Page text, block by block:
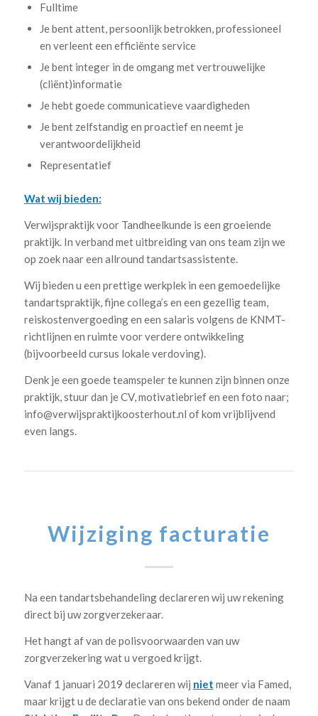
Fulltime
Je bent attent, persoonlijk betrokken, professioneel
en verleent een efficiënte service
Je bent integer in de omgang met vertrouwelijke
(cliënt)informatie
Je hebt goede communicatieve vaardigheden
Je bent zelfstandig en proactief en neemt je
verantwoordelijkheid
Representatief
Wat wij bieden:
Verwijspraktijk voor Tandheelkunde is een groeiende
praktijk. In verband met uitbreiding van ons team zijn we
op zoek naar een allround tandartsassistente.
Wij bieden u een prettige werkplek in een gemoedelijke
tandartspraktijk, fijne collega’s en een gezellig team,
reiskostenvergoeding en een salaris volgens de KNMT-
richtlijnen en ruimte voor verdere ontwikkeling
(bijvoorbeeld cursus lokale verdoving).
Denk je een goede teamspeler te kunnen zijn binnen onze
praktijk, stuur dan je CV, motivatiebrief en een foto naar;
info@verwijspraktijkoosterhout.nl of kom vrijblijvend
even langs.
Wijziging facturatie
Na een tandartsbehandeling declareren wij uw rekening
direct bij uw zorgverzekeraar.
Het hangt af van de polisvoorwaarden van uw
zorgverzekering wat u vergoed krijgt.
Vanaf 1 januari 2019 declareren wij niet meer via Famed,
maar krijgt u de declaratie van ons bekend onder de naam